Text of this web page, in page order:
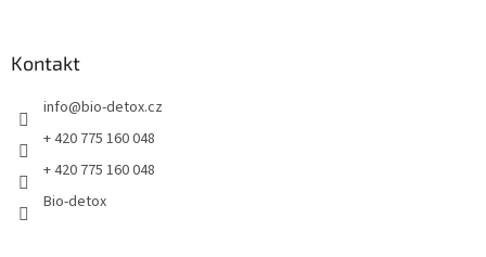
Kontakt
info@bio-detox.cz
+ 420 775 160 048
+ 420 775 160 048
Bio-detox